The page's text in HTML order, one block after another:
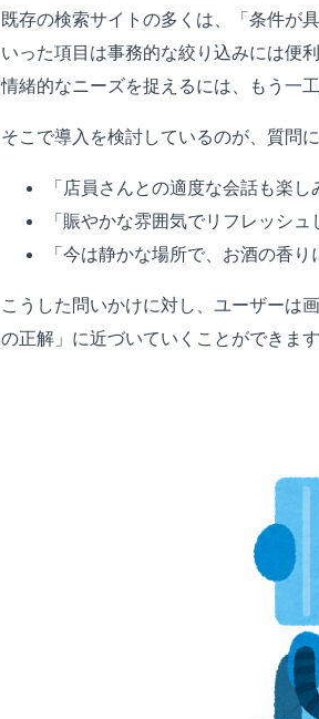
既存の検索サイトの多くは、「条件が
いった項目は事務的な絞り込みには便
情緒的なニーズを捉えるには、もう一工
そこで導入を検討しているのが、質問
「店員さんとの適度な会話も楽し
「賑やかな雰囲気でリフレッシュ
「今は静かな場所で、お酒の香り
こうした問いかけに対し、ユーザーは
の正解」に近づいていくことができます